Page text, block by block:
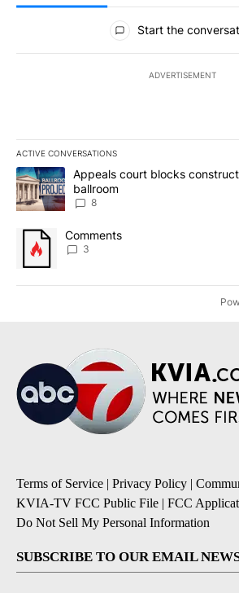
All Comments
Start the
ADVERTISEMENT
ACTIVE CONVERSATIONS
The following is a list of the most
A trending article titled "Appeals court
Appeals court blocks
ballroom
8
A trending article titled "Comments" with
Comments
3
Terms of Service | Privacy Policy |
KVIA-TV FCC Public File | FCC
Do Not Sell My Personal Information
SUBSCRIBE TO OUR EMAIL